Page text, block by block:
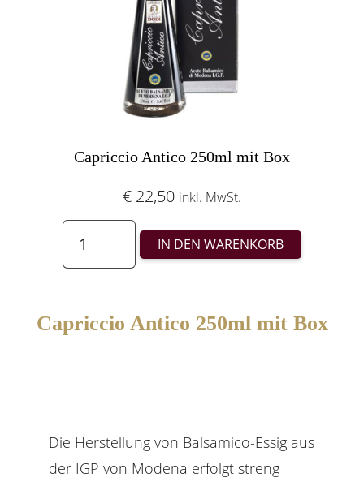
Capriccio Antico 250ml mit Box
€ 22,50 inkl. MwSt.
mit
Box
IN DEN WARENKORB
Capriccio Antico 250ml mit Box
Die Herstellung von Balsamico-Essig aus
der IGP von Modena erfolgt streng